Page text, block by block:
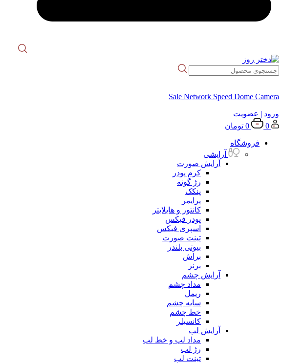
Sale Network Speed Dome Camera
ورود | عضویت
0
0 تومان
فروشگاه
آرایشی
آرایش صورت
کرم پودر
رژ گونه
پنکک
پرایمر
کانتور و هایلایتر
پودر فیکس
اسپری فیکس
تینت صورت
بیوتی بلندر
براش
برنز
آرایش چشم
مداد چشم
ریمل
سایه چشم
خط چشم
کانسیلر
آرایش لب
مداد لب و خط لب
رژ لب
تینت لب